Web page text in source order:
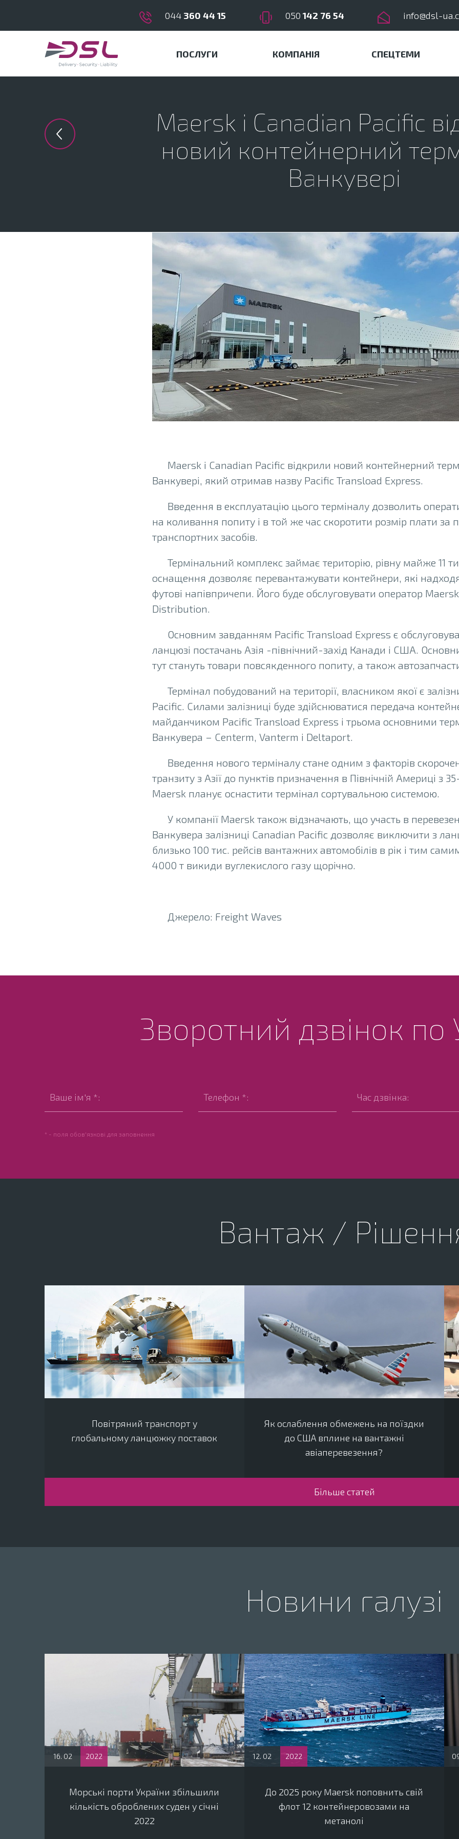
044 360 44 15 050 142 76 54 info@dsl-
ПОСЛУГИ КОМПАНІЯ СПЕЦТЕМИ
Maersk і Canadian Pacific
новий контейнерний
Ванкувері
Previous in category
Maersk і Canadian Pacific відкрили новий контейнерний
Ванкувері, який отримав назву Pacific Transload Express.
Введення в експлуатацію цього терміналу дозволить
на коливання попиту і в той же час скоротити розмір плати за
транспортних засобів.
Термінальний комплекс займає територію, рівну майже 11
оснащення дозволяє перевантажувати контейнери, які
футові напівпричепи. Його буде обслуговувати оператор
Distribution.
Основним завданням Pacific Transload Express є
ланцюзі постачань Азія -північний-захід Канади і США.
тут стануть товари повсякденного попиту, а також
Термінал побудований на території, власником якої є
Pacific. Силами залізниці буде здійснюватися передача
майданчиком Pacific Transload Express і трьома основними
Ванкувера – Centerm, Vanterm і Deltaport.
Введення нового терміналу стане одним з факторів
транзиту з Азії до пунктів призначення в Північній Америці з
Maersk планує оснастити термінал сортувальною системою.
У компанії Maersk також відзначають, що участь в
Ванкувера залізниці Canadian Pacific дозволяє виключити з
близько 100 тис. рейсів вантажних автомобілів в рік і тим
4000 т викиди вуглекислого газу щорічно.
Джерело: Freight Waves
Зворотний дзвінок по
* - поля обов'язкові для заповнення
Вантаж /
Повітряний транспорт у
глобальному ланцюжку поставок
Як ослаблення обмежень на поїздки
до США вплине на вантажні
авіаперевезення?
Більше статей
Новини галузі
16. 02 2022
Морські порти України збільшили
кількість оброблених суден у січні
2022
12. 02 2022
До 2025 року Maersk поповнить свій
флот 12 контейнеровозами на
метанолі